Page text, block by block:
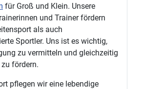
für Groß und Klein. Unsere
und Trainer fördern
als auch
Sportler. Uns ist es wichtig,
zu vermitteln und gleichzeitig
fördern.
pflegen wir eine lebendige